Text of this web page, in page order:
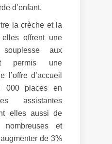
d’enfant.
la crèche et la
offrent une
aux
permis une
l’offre d’accueil
000 places en
elles aussi de
et
de 3%